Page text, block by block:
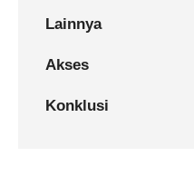
Lainnya
Akses
Konklusi